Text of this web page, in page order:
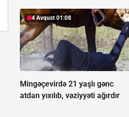
4 Avqust 01:08
Mingəçevirdə 21 yaşlı gənc
atdan yıxılıb, vəziyyəti ağırdır